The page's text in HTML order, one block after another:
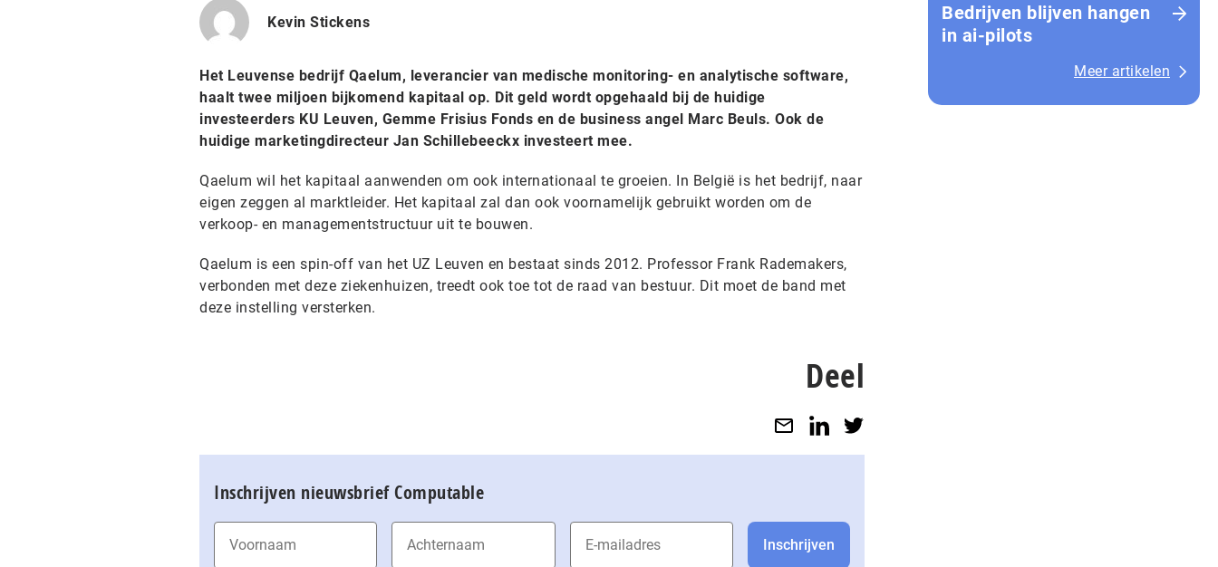
Kevin Stickens
Het Leuvense bedrijf Qaelum, leverancier van medische monitoring- en analytische software,
haalt twee miljoen bijkomend kapitaal op. Dit geld wordt opgehaald bij de huidige
investeerders KU Leuven, Gemme Frisius Fonds en de business angel Marc Beuls. Ook de
huidige marketingdirecteur Jan Schillebeeckx investeert mee.
Qaelum wil het kapitaal aanwenden om ook internationaal te groeien. In België is het bedrijf, naar
eigen zeggen al marktleider. Het kapitaal zal dan ook voornamelijk gebruikt worden om de
verkoop- en managementstructuur uit te bouwen.
Qaelum is een spin-off van het UZ Leuven en bestaat sinds 2012. Professor Frank Rademakers,
verbonden met deze ziekenhuizen, treedt ook toe tot de raad van bestuur. Dit moet de band met
deze instelling versterken.
Deel
Inschrijven nieuwsbrief Computable
Bedrijven blijven hangen
in ai-pilots
Meer artikelen